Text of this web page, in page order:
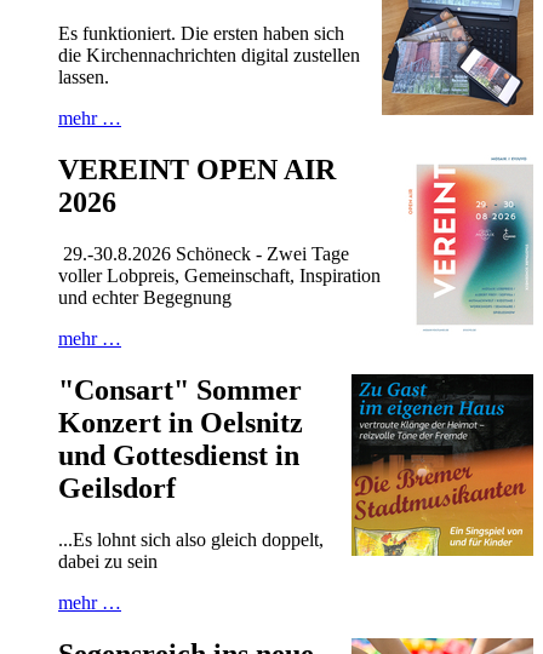
Es funktioniert. Die ersten haben sich
die Kirchennachrichten digital zustellen
lassen.
mehr …
VEREINT OPEN AIR
2026
29.-30.8.2026 Schöneck - Zwei Tage
voller Lobpreis, Gemeinschaft, Inspiration
und echter Begegnung
mehr …
"Consart" Sommer
Konzert in Oelsnitz
und Gottesdienst in
Geilsdorf
...Es lohnt sich also gleich doppelt,
dabei zu sein
mehr …